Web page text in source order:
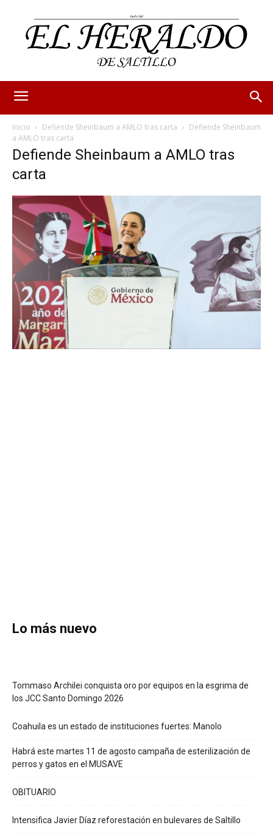
Inicio Defiende Sheinbaum a AMLO tras carta
Defiende Sheinbaum
a AMLO tras carta
Defiende Sheinbaum a AMLO tras
carta
Lo más nuevo
Tommaso Archilei conquista oro por equipos en la esgrima de
los JCC Santo Domingo 2026
Coahuila es un estado de instituciones fuertes: Manolo
Habrá este martes 11 de agosto campaña de esterilización de
perros y gatos en el MUSAVE
OBITUARIO
Intensifica Javier Díaz reforestación en bulevares de Saltillo